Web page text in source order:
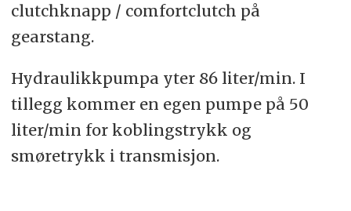
clutchknapp / comfortclutch på
gearstang.
Hydraulikkpumpa yter 86 liter/min. I
tillegg kommer en egen pumpe på 50
liter/min for koblingstrykk og
smøretrykk i transmisjon.